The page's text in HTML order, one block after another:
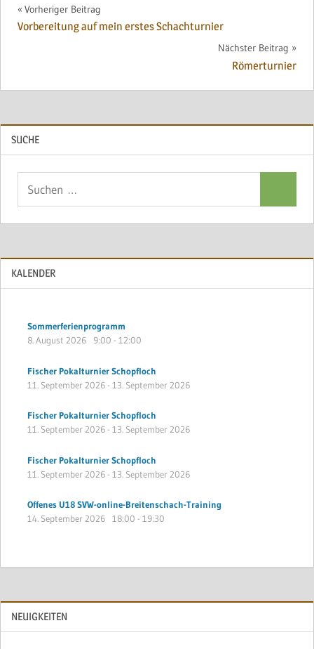
Beitragsnavigation
Vorheriger Beitrag
Vorbereitung auf mein erstes Schachturnier
Nächster Beitrag
Römerturnier
SUCHE
KALENDER
Sommerferienprogramm
8. August 2026 9:00 - 12:00
Fischer Pokalturnier Schopfloch
11. September 2026- 13. September 2026
Fischer Pokalturnier Schopfloch
11. September 2026- 13. September 2026
Fischer Pokalturnier Schopfloch
11. September 2026- 13. September 2026
Offenes U18 SVW-online-Breitenschach-Training
14. September 2026 18:00 - 19:30
NEUIGKEITEN